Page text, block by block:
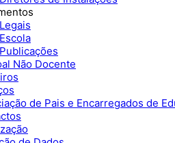
Legais
Escola
Publicações
Não Docente
de Pais e Encarregados de